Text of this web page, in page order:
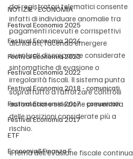
NOTIZIE - ECONOMIA
Festival Economia 2025
Festival Economia 2024
Festival Economia 2023
Festival Economia 2022
Festival Economia 2018 - comunicati
Festival Economia 2017 - comunicati
Festival Economia 2017
ETF
Economia&Finanza F
dai registratori telematici consente
infatti di individuare anomalie tra
pagamenti ricevuti e corrispettivi
dichiarati, facendo emergere
eventuali discrepanze considerate
sintomatiche di evasione o
irregolarità fiscali. Il sistema punta
soprattutto a rafforzare controlli
automatici e selezione preventiva
delle posizioni considerate più a
rischio.
Il tema dell’evasione fiscale continua